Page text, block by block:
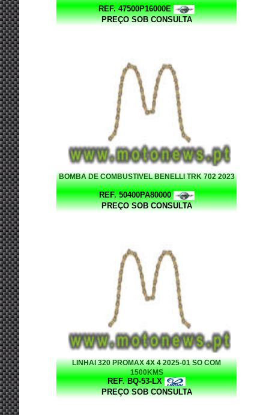
REF. 47500P16000E
PREÇO SOB CONSULTA
BOMBA DE COMBUSTIVEL BENELLI TRK 702 2023
REF. 50400PA80000
PREÇO SOB CONSULTA
LINHAI 320 PROMAX 4X 4 2025-01 SO COM
1500KMS
REF. BQ-53-LX
PREÇO SOB CONSULTA